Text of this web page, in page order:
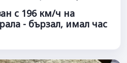
с 196 км/ч на
- бързал, имал час